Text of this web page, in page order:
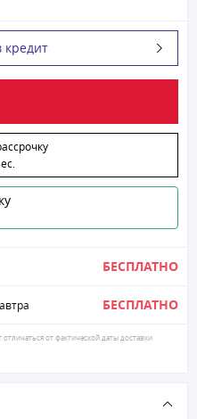
кредит
БЕСПЛАТНО
БЕСПЛАТНО
от фактической даты доставки